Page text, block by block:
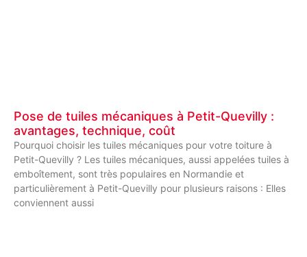
Pose de tuiles mécaniques à Petit-Quevilly :
avantages, technique, coût
Pourquoi choisir les tuiles mécaniques pour votre toiture à
Petit-Quevilly ? Les tuiles mécaniques, aussi appelées tuiles à
emboîtement, sont très populaires en Normandie et
particulièrement à Petit-Quevilly pour plusieurs raisons : Elles
conviennent aussi